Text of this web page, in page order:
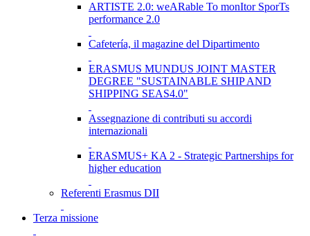
ARTISTE 2.0: weARable To monItor SporTs
performance 2.0
Cafetería, il magazine del Dipartimento
ERASMUS MUNDUS JOINT MASTER
DEGREE "SUSTAINABLE SHIP AND
SHIPPING SEAS4.0"
Assegnazione di contributi su accordi
internazionali
ERASMUS+ KA 2 - Strategic Partnerships for
higher education
Referenti Erasmus DII
Terza missione